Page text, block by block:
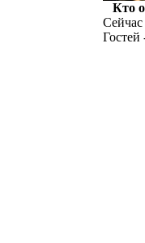
Кто
Сейчас
Гостей